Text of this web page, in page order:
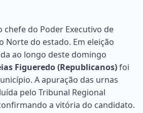
chefe do Poder Executivo de
Norte do estado. Em eleição
ao longo deste domingo
Figueredo (Republicanos)foi
A apuração das urnas
pelo Tribunal Regional
a vitória do candidato.